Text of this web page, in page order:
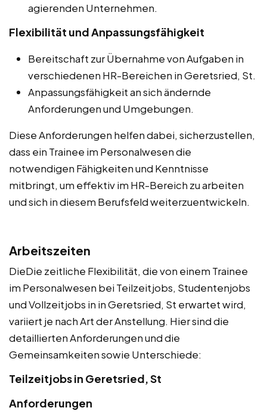
agierenden Unternehmen.
Flexibilität und Anpassungsfähigkeit
Bereitschaft zur Übernahme von Aufgaben in
verschiedenen HR-Bereichen in Geretsried, St.
Anpassungsfähigkeit an sich ändernde
Anforderungen und Umgebungen.
Diese Anforderungen helfen dabei, sicherzustellen,
dass ein Trainee im Personalwesen die
notwendigen Fähigkeiten und Kenntnisse
mitbringt, um effektiv im HR-Bereich zu arbeiten
und sich in diesem Berufsfeld weiterzuentwickeln.
Arbeitszeiten
DieDie zeitliche Flexibilität, die von einem Trainee
im Personalwesen bei Teilzeitjobs, Studentenjobs
und Vollzeitjobs in in Geretsried, St erwartet wird,
variiert je nach Art der Anstellung. Hier sind die
detaillierten Anforderungen und die
Gemeinsamkeiten sowie Unterschiede:
Teilzeitjobs in Geretsried, St
Anforderungen